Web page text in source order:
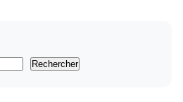
Rechercher